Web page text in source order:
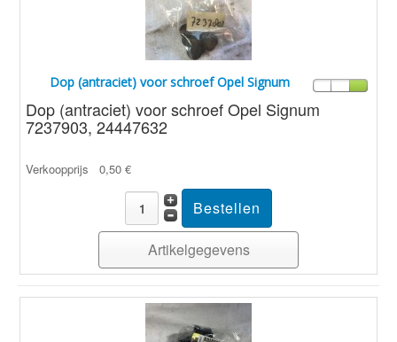
Dop (antraciet) voor schroef Opel Signum
Dop (antraciet) voor schroef Opel Signum
7237903, 24447632
Verkoopprijs 0,50 €
Artikelgegevens